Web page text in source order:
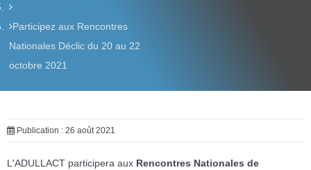
Participez aux Rencontres
Nationales Déclic du 20 au 22
octobre 2021
Publication : 26 août 2021
L'ADULLACT participera aux Rencontres Nationales de